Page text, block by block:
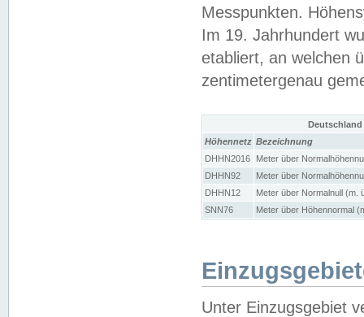
Messpunkten.
Im 19. Jahrhundert
etabliert, an welchen
zentimetergenau
Höhennetz Bezeichnung
DHHN2016
Meter über
DHHN92
Meter über
DHHN12
Meter über Normalnull (m.
SNN76
Meter über Höhennormal
Unter Einzugsgebiet